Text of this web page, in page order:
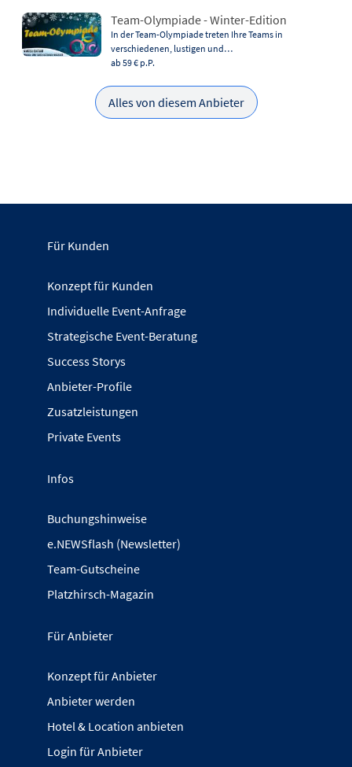
Team-Olympiade - Winter-Edition
In der Team-Olympiade treten Ihre Teams in
verschiedenen, lustigen und…
ab 59 € p.P.
Alles von diesem Anbieter
Für Kunden
Konzept für Kunden
Individuelle Event-Anfrage
Strategische Event-Beratung
Success Storys
Anbieter-Profile
Zusatzleistungen
Private Events
Infos
Buchungshinweise
e.NEWSflash (Newsletter)
Team-Gutscheine
Platzhirsch-Magazin
Für Anbieter
Konzept für Anbieter
Anbieter werden
Hotel & Location anbieten
Login für Anbieter